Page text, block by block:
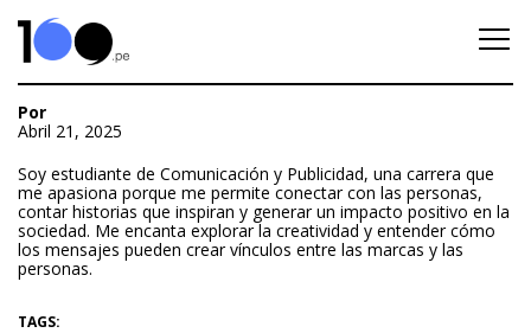
Por
Abril 21, 2025
Soy estudiante de Comunicación y Publicidad, una carrera que
me apasiona porque me permite conectar con las personas,
contar historias que inspiran y generar un impacto positivo en la
sociedad. Me encanta explorar la creatividad y entender cómo
los mensajes pueden crear vínculos entre las marcas y las
personas.
TAGS: